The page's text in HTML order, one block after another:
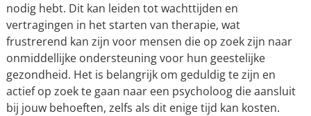
nodig hebt. Dit kan leiden tot wachttijden en
vertragingen in het starten van therapie, wat
frustrerend kan zijn voor mensen die op zoek zijn naar
onmiddellijke ondersteuning voor hun geestelijke
gezondheid. Het is belangrijk om geduldig te zijn en
actief op zoek te gaan naar een psycholoog die aansluit
bij jouw behoeften, zelfs als dit enige tijd kan kosten.